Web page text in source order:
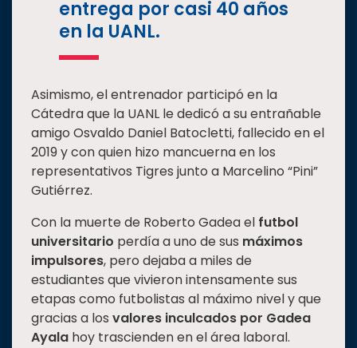
entrega por casi 40 años
en la UANL.
Asimismo, el entrenador participó en la
Cátedra que la UANL le dedicó a su entrañable
amigo Osvaldo Daniel Batocletti, fallecido en el
2019 y con quien hizo mancuerna en los
representativos Tigres junto a Marcelino “Pini”
Gutiérrez.
Con la muerte de Roberto Gadea el futbol
universitario perdía a uno de sus máximos
impulsores, pero dejaba a miles de
estudiantes que vivieron intensamente sus
etapas como futbolistas al máximo nivel y que
gracias a los valores inculcados por Gadea
Ayala hoy trascienden en el área laboral.